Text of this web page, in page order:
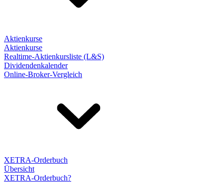
Aktienkurse
Aktienkurse
Realtime-Aktienkursliste (L&S)
Dividendenkalender
Online-Broker-Vergleich
XETRA-Orderbuch
Übersicht
XETRA-Orderbuch?